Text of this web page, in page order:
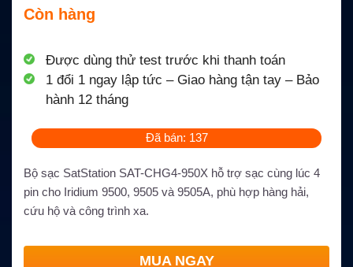
Còn hàng
Được dùng thử test trước khi thanh toán
1 đổi 1 ngay lập tức – Giao hàng tận tay – Bảo
hành 12 tháng
Đã bán: 137
Bộ sạc SatStation SAT-CHG4-950X hỗ trợ sạc cùng lúc 4
pin cho Iridium 9500, 9505 và 9505A, phù hợp hàng hải,
cứu hộ và công trình xa.
MUA NGAY